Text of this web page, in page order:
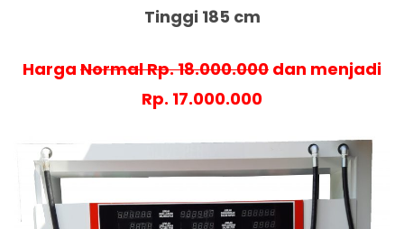
Tinggi 185 cm
Harga Normal Rp. 18.000.000 dan menjadi
Rp. 17.000.000